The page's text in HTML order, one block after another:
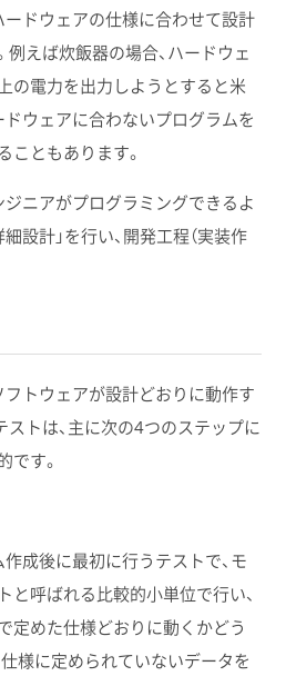
ードウェアの仕様に合わせて設計
えば炊飯器の場合、ハードウェ
の電力を出力しようとすると米
ドウェアに合わないプログラムを
こともあります。
ジニアがプログラミングできるよ
設計」を行い、開発工程（実装作
フトウェアが設計どおりに動作す
ストは、主に次の4つのステップに
です。
成後に最初に行うテストで、モ
と呼ばれる比較的小単位で行い、
定めた仕様どおりに動くかどう
様に定められていないデータを